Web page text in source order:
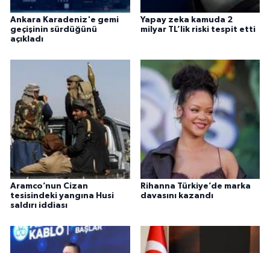
Ankara Karadeniz'e gemi
geçişinin sürdüğünü
açıkladı
Yapay zeka kamuda 2
milyar TL’lik riski tespit etti
Aramco’nun Cizan
tesisindeki yangına Husi
saldırı iddiası
Rihanna Türkiye’de marka
davasını kazandı